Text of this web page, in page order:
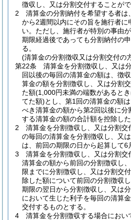
徴収し、又は分割交付することがで
2
清算金の分割納付を希望する者は、
から2週間以内にその旨を施行者に
い。 ただし、施行者が特別の事由
期限経過後であっても分割納付の
る。
(清算金の分割徴収又は分割交付の
第22条
清算金を分割徴収し、又は
回以後の毎回の清算金の額は、徴
算金の額を分割徴収し、又は分割
た額(1,000円未満の端数があると
てた額)とし、第1回の清算金の額
べき清算金の額から第2回以後に分
する清算金の額の合計額を控除した
2
清算金を分割徴収し、又は分割交
の毎回の清算金を分割徴収し、又
は、前回の期限の日から起算して6
3
清算金を分割徴収し、又は分割交
清算金の額から前回の分割徴収し
限までに分割徴収し、又は分割交
除した額について前回の分割徴収
期限の翌日から分割徴収し、又は
において生じた利子を毎回の清算
交付するものとする。
4
清算金を分割徴収する場合におい